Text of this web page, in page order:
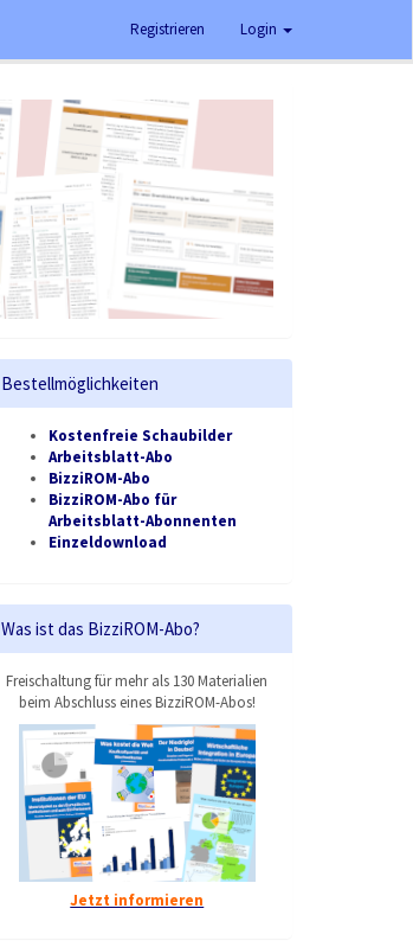
Registrieren Login
Bestellmöglichkeiten
Kostenfreie Schaubilder
Arbeitsblatt-Abo
BizziROM-Abo
BizziROM-Abo für
Arbeitsblatt-Abonnenten
Einzeldownload
Was ist das BizziROM-Abo?
Freischaltung für mehr als 130 Materialien
beim Abschluss eines BizziROM-Abos!
Jetzt informieren